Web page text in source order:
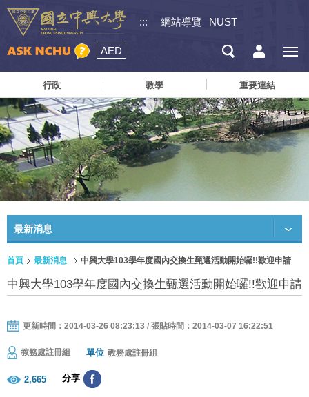
::: 網站導覽 NUST
AED
行政 教學 重要連結
最新消息
首頁 最新消息 中興大學103學年度國內交換生甄選活動開始囉!!歡迎申請
中興大學103學年度國內交換生甄選活動開始囉!!歡迎申請
更新時間：2014-03-26 08:23:13 / 張貼時間：2014-03-07 16:22:51
教務處註冊組 單位 教務處註冊組
2,665 分享